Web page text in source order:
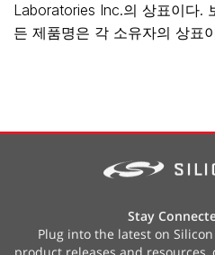
Laboratories Inc.의 상표이다.
든 제품명은 각 소유자의 상표
Stay
Plug into the latest on